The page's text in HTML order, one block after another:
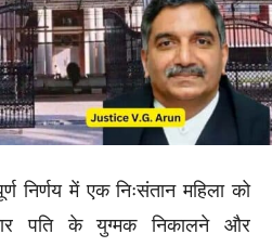
निर्णय में एक निःसंतान महिला को
पति के युग्मक निकालने और